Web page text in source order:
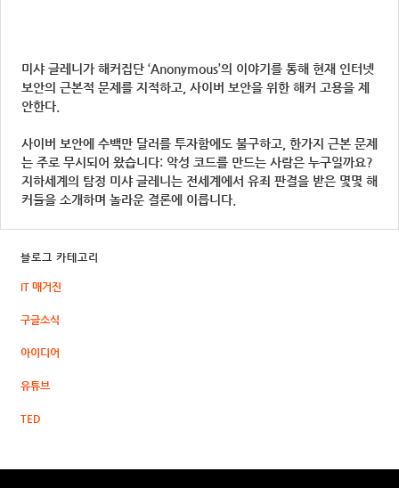
미샤 글레니가 해커집단 ‘Anonymous’의 이야기를 통해 현재 인터넷
보안의 근본적 문제를 지적하고, 사이버 보안을 위한 해커 고용을 제
안한다.
사이버 보안에 수백만 달러를 투자함에도 불구하고, 한가지 근본 문제
는 주로 무시되어 왔습니다: 악성 코드를 만드는 사람은 누구일까요?
지하세계의 탐정 미샤 글레니는 전세계에서 유죄 판결을 받은 몇몇 해
커들을 소개하며 놀라운 결론에 이릅니다.
블로그 카테고리
IT 매거진
구글소식
아이디어
유튜브
TED